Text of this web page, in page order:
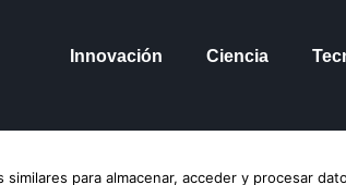
Innovación Ciencia
similares para almacenar, acceder y procesar